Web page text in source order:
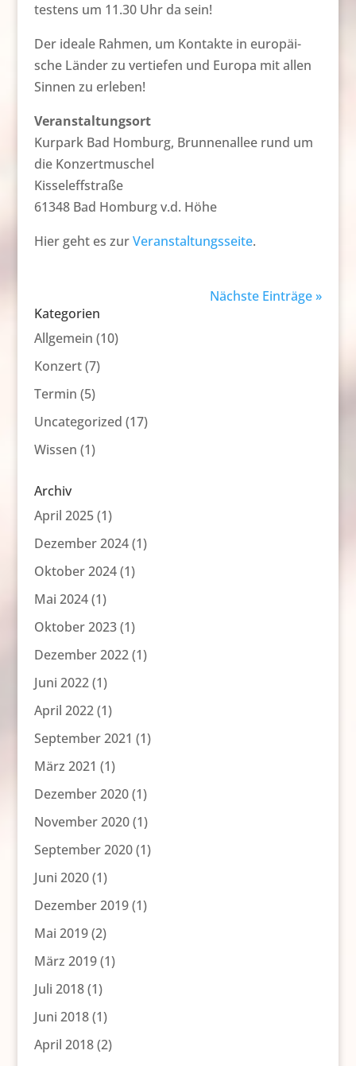
tes­tens um 11.30 Uhr da sein!
Der idea­le Rah­men, um Kon­tak­te in eu­ro­päi­
sche Län­der zu ver­tie­fen und Eu­ro­pa mit al­len
Sin­nen zu er­le­ben!
Veranstaltungsort
Kurpark Bad Homburg, Brunnenallee rund um
die Konzertmuschel
Kisseleffstraße
61348 Bad Homburg v.d. Höhe
Hier geht es zurVeranstaltungsseite.
Nächste Einträge »
Kategorien
Allgemein (10)
Konzert(7)
Termin (5)
Uncategorized (17)
Wissen (1)
Archiv
April 2025(1)
Dezember 2024(1)
Oktober 2024(1)
Mai 2024(1)
Oktober 2023(1)
Dezember 2022(1)
Juni 2022(1)
April 2022(1)
September 2021 (1)
März 2021 (1)
Dezember 2020(1)
November 2020(1)
September 2020(1)
Juni 2020(1)
Dezember 2019(1)
Mai 2019(2)
März 2019(1)
Juli 2018(1)
Juni 2018(1)
April 2018(2)